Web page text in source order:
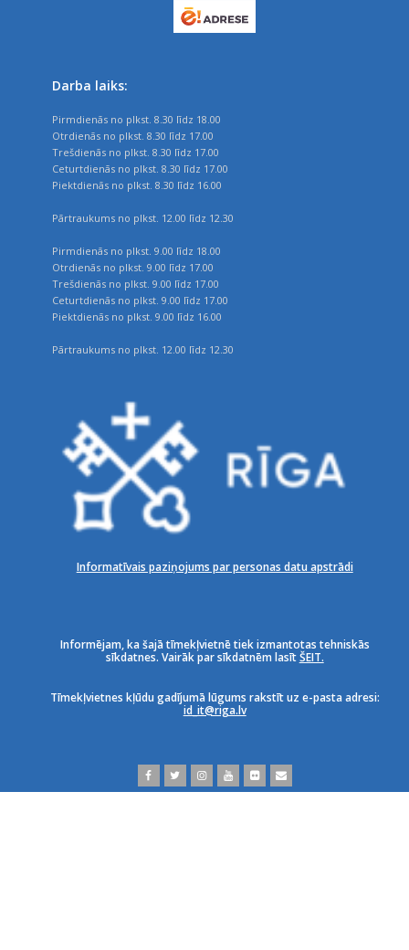
Darba laiks:
Pirmdienās no plkst. 8.30 līdz 18.00
Otrdienās no plkst. 8.30 līdz 17.00
Trešdienās no plkst. 8.30 līdz 17.00
Ceturtdienās no plkst. 8.30 līdz 17.00
Piektdienās no plkst. 8.30 līdz 16.00
Pārtraukums no plkst. 12.00 līdz 12.30
Pirmdienās no plkst. 9.00 līdz 18.00
Otrdienās no plkst. 9.00 līdz 17.00
Trešdienās no plkst. 9.00 līdz 17.00
Ceturtdienās no plkst. 9.00 līdz 17.00
Piektdienās no plkst. 9.00 līdz 16.00
Pārtraukums no plkst. 12.00 līdz 12.30
Informatīvais paziņojums par personas datu apstrādi
Informējam, ka šajā tīmekļvietnē tiek izmantotas tehniskās
sīkdatnes. Vairāk par sīkdatnēm lasītŠEIT.
Tīmekļvietnes kļūdu gadījumā lūgums rakstīt uz e-pasta adresi:
id_it@riga.lv